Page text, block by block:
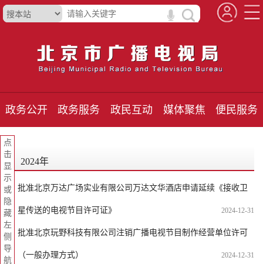
政务公开 政务服务 政民互动 媒体聚焦 便民服务
点
击
显
示
或
隐
藏
左
侧
导
航
2024年
批准北京万达广场实业有限公司万达文华酒店申请延续《接收卫
星传送的电视节目许可证》 2024-12-31
批准北京玩野科技有限公司注销广播电视节目制作经营单位许可
（一般办理方式） 2024-12-31